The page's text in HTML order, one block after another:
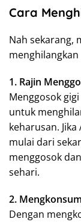
Cara
Nah sekarang,
1. Rajin
Menggosok
untuk
keharusan.
mulai dari
menggosok
sehari.
2.
Dengan